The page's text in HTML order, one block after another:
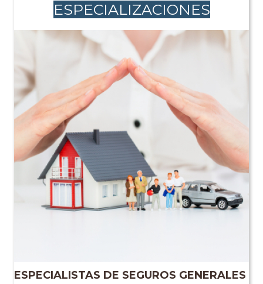
ESPECIALIZACIONES
ESPECIALISTAS DE SEGUROS GENERALES